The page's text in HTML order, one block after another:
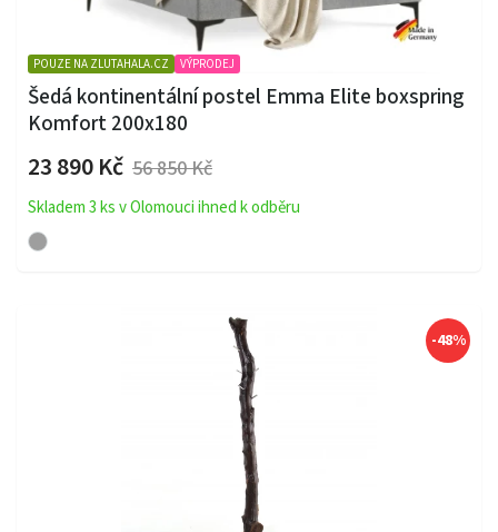
POUZE NA ZLUTAHALA.CZ VÝPRODEJ
Šedá kontinentální postel Emma Elite boxspring
Komfort 200x180
23 890 Kč 56 850 Kč
Skladem 3 ks v Olomouci ihned k odběru
-48%